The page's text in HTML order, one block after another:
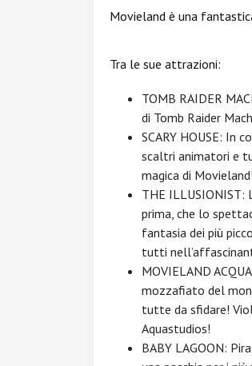
Movieland è una
Tra le sue attrazioni:
TOMB RAIDER
di Tomb Raider
SCARY HOUSE: In
scaltri animatori e
magica di Movieland!
THE ILLUSIONIST:
prima, che lo
fantasia dei più
tutti
MOVIELAND
mozzafiato del
tutte da sfidare!
Aquastudios!
BABY LAGOON: